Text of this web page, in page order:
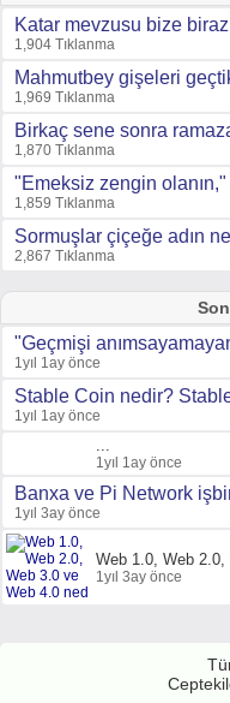
Katar mevzusu bize
1,904 Tıklanma
Mahmutbey gişeleri
1,969 Tıklanma
Birkaç sene sonra
1,870 Tıklanma
"Emeksiz zengin olanın,"
1,859 Tıklanma
Sormuşlar çiçeğe adın
2,867 Tıklanma
"Geçmişi
1yıl 1ay önce
Stable Coin nedir?
1yıl 1ay önce
...
1yıl 1ay önce
Banxa ve Pi Network
1yıl 3ay önce
Web 1.0, Web 2.0,
1yıl 3ay önce